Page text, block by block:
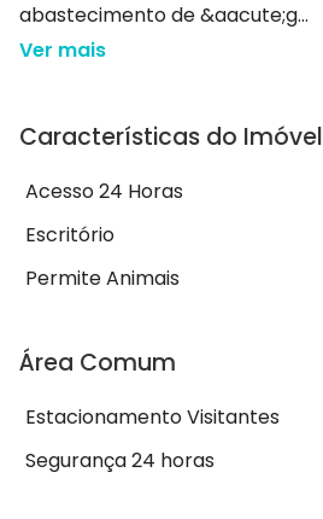
abastecimento de &aacute;g...
Ver mais
Características do Imóvel
Acesso 24 Horas
Escritório
Permite Animais
Área Comum
Estacionamento Visitantes
Segurança 24 horas